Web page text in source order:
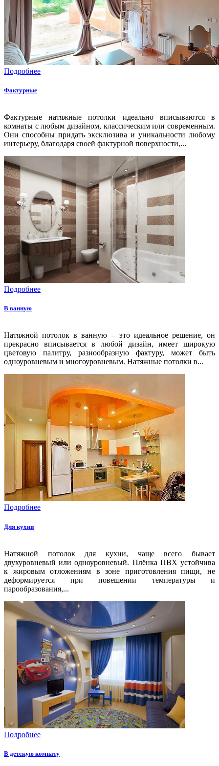
Подробнее
Фактурные
Фактурные натяжные потолки идеально вписываются в
комнаты с любым дизайном, классическим или современным.
Они способны придать эксклюзива и уникальности любому
интерьеру, благодаря своей фактурной поверхности,...
Подробнее
В ванную
Натяжной потолок в ванную – это идеальное решение, он
прекрасно вписывается в любой дизайн, имеет широкую
цветовую палитру, разнообразную фактуру, может быть
одноуровневым и многоуровневым. Натяжные потолки в...
Подробнее
Для кухни
Натяжной потолок для кухни, чаще всего бывает
двухуровневый или одноуровневый. Плёнка ПВХ устойчива
к жировым отложениям в зоне приготовления пищи, не
деформируется при повешении температуры и
парообразования,...
Подробнее
В детскую комнату